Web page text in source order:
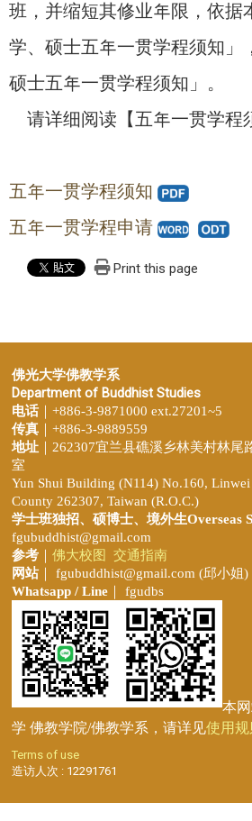
班，并缩短其修业年限，依据
学、硕士五年一贯学程须知」
硕士五年一贯学程须知」。
请详细阅读【五年一贯学程
五年一贯学程须知
五年一贯学程申请
Print this page
佛光大学佛教学系
Department of Buddhist Studies
电话 ｜+886-3-9871000 ext.27201~5
传真 ｜+886-3-9889559
地址 ｜262307宜兰县礁溪乡林美村林尾
室
Yun Shui Building (N114) No.160, Linwei
County 262307, Taiwan (R.O.C.)
学士班独招、 硕博士、境外生Overseas
fgubuddhist@gmail.com
参考
佛大校图
交通指南
网站｜ fgubuddhist@gmail.com (邱小姐)
Whatsapp / Line ｜ fgudbs
本
学 佛教学院/佛教学系，请详见使用规
Terms of use
造访人次 : 12291761